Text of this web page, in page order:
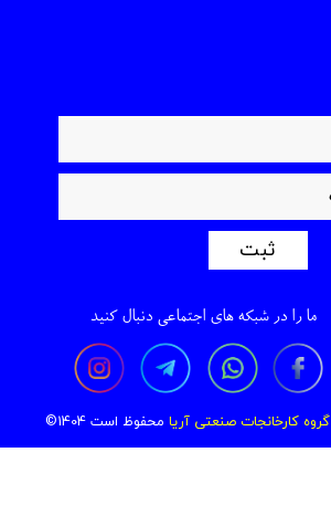
ثبت
گروه کارخانجات صنعتی آریا محفوظ است 1404©
ما را در شبکه های اجتماعی دنبال کنید